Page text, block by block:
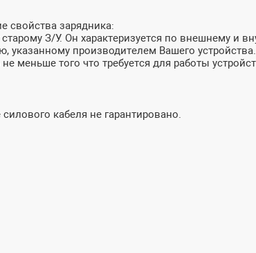
свойства зарядника:
З/У. Он характеризуется по внешнему и
производителем Вашего
того что требуется для работы
кабеля не гарантировано.